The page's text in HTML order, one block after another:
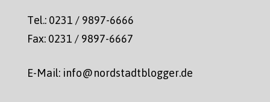
Tel.: 0231 / 9897-6666
Fax: 0231 / 9897-6667
E-Mail: info@nordstadtblogger.de